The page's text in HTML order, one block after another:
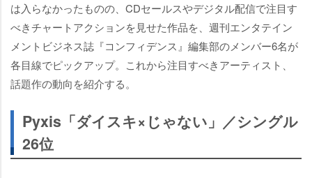
は入らなかったものの、CDセールスやデジタル配信で注目す
べきチャートアクションを見せた作品を、週刊エンタテイン
メントビジネス誌『コンフィデンス』編集部のメンバー6名が
各目線でピックアップ。これから注目すべきアーティスト、
話題作の動向を紹介する。
Pyxis「ダイスキ×じゃない」／シングル
26位